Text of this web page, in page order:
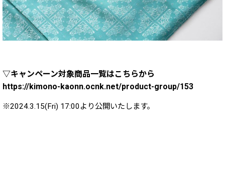
▽キャンペーン対象商品一覧はこちらから
https://kimono-kaonn.ocnk.net/product-group/153
※2024.3.15(Fri) 17:00より公開いたします。